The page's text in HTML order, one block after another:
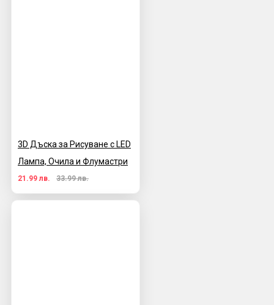
3D Дъска за Рисуване с LED
Лампа, Очила и Флумастри
21.99 лв. 33.99 лв.